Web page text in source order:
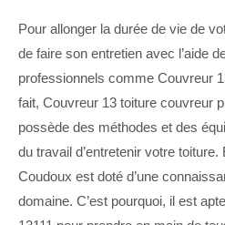
Pour allonger la durée de vie de
de faire son entretien avec l’aide
professionnels comme Couvreur
fait, Couvreur 13 toiture couvreur
possède des méthodes et des
du travail d’entretenir votre
Coudoux est doté d’une
domaine. C’est pourquoi, il est